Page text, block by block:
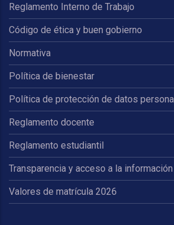
Reglamento Interno de Trabajo
Código de ética y buen gobierno
Normativa
Política de bienestar
Política de protección de datos
Reglamento docente
Reglamento estudiantil
Transparencia y acceso a la
Valores de matrícula 2026